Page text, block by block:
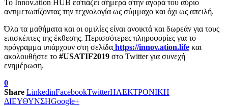
Το Innov.ation HUB εστιάζει σήμερα στην αγορά του αύριο
αντιμετωπίζοντας την τεχνολογία ως σύμμαχο και όχι ως απειλή.
Όλα τα μαθήματα και οι ομιλίες είναι ανοικτά και δωρεάν για τους
επισκέπτες της έκθεσης. Περισσότερες πληροφορίες για το
πρόγραμμα υπάρχουν στη σελίδα https://innov.ation.life και
ακολουθήστε το #USATIF2019 στο Twitter για συνεχή
ενημέρωση.
0
Share LinkedinFacebookTwitterΗΛΕΚΤΡΟΝΙΚΗ
ΔΙΕΥΘΥΝΣΗGoogle+